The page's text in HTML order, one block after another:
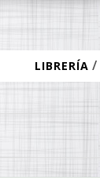
LIBRERÍA /